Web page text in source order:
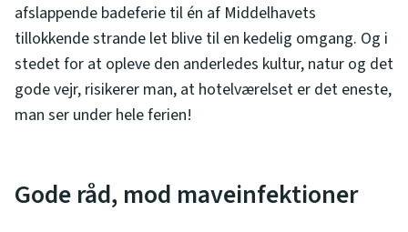
afslappende badeferie til én af Middelhavets
tillokkende strande let blive til en kedelig omgang. Og i
stedet for at opleve den anderledes kultur, natur og det
gode vejr, risikerer man, at hotelværelset er det eneste,
man ser under hele ferien!
Gode råd, mod maveinfektioner